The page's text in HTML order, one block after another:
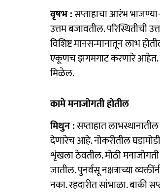
वृषभ :सप्ताहाचा आरंभ
उत्तम बजावतील. परिस्थितीची
विशिष्ट मानसन्मानातून लाभ
एकूणच झगमगाट करणारे आहेत. मृग
मिळेल.
कामे मनाजोगती होतील
मिथुन :सप्ताहात
देणारेच आहे. नोकरीतील घडामोडी
शृंखला ठेवतील. मोठी मनाजोगती
जातील. पुनर्वसू नक्षत्राच्या
नका. रहदारीत सांभाळा. बाकी